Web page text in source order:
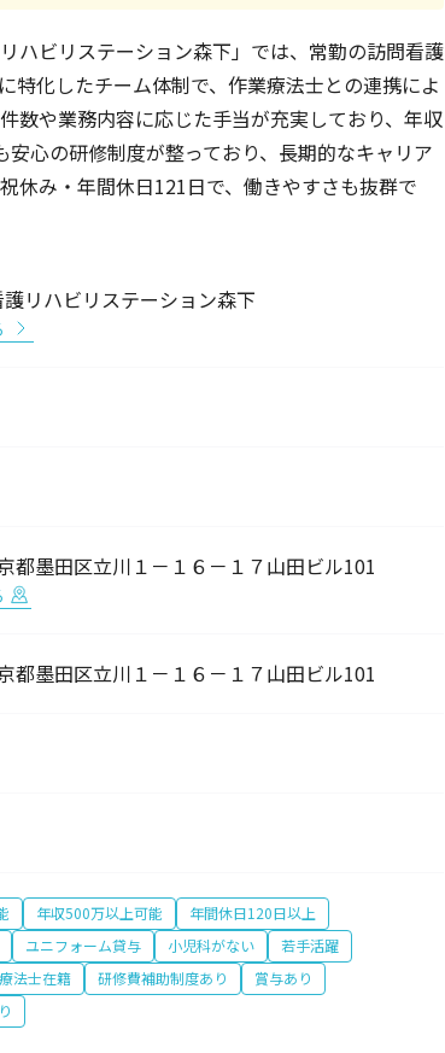
ハビリステーション森下」では、常勤の訪問看護
特化したチーム体制で、作業療法士との連携によ
数や業務内容に応じた手当が充実しており、年収
心の研修制度が整っており、長期的なキャリア
休み・年間休日121日で、働きやすさも抜群で
リハビリステーション森下
都墨田区立川１－１６－１７山田ビル101
都墨田区立川１－１６－１７山田ビル101
年収500万以上可能
年間休日120日以上
ユニフォーム貸与
小児科がない
若手活躍
法士在籍
研修費補助制度あり
賞与あり